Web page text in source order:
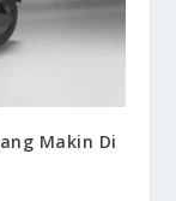
Makin Di